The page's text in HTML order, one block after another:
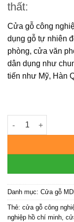
thất:
Cửa gỗ công
dụng gỗ tự nhiên
phòng, cửa văn
dân dụng như
tiến như Mỹ, Hàn
Cửa gỗ công
Danh mục: Cửa gỗ
Thẻ: cửa gỗ công
nghiệp hồ chí minh,